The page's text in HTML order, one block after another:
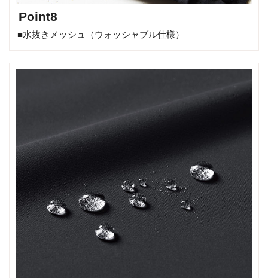
Point8
■水抜きメッシュ（ウォッシャブル仕様）